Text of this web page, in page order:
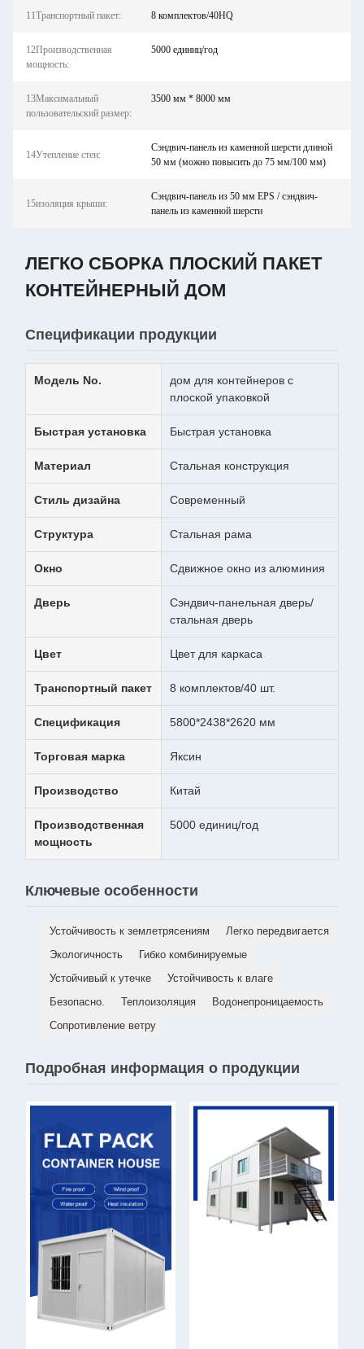
11Транспортный пакет: 8 комплектов/40HQ
12Производственная
мощность:
5000 единиц/год
13Максимальный
пользовательский размер:
3500 мм * 8000 мм
14Утепление стен:
Сэндвич-панель из каменной шерсти длиной
50 мм (можно повысить до 75 мм/100 мм)
15изоляция крыши:
Сэндвич-панель из 50 мм EPS / сэндвич-
панель из каменной шерсти
ЛЕГКО СБОРКА ПЛОСКИЙ ПАКЕТ
КОНТЕЙНЕРНЫЙ ДОМ
Спецификации продукции
Модель No.
дом для контейнеров с
плоской упаковкой
Быстрая установка Быстрая установка
Материал Стальная конструкция
Стиль дизайна Современный
Структура Стальная рама
Окно Сдвижное окно из алюминия
Дверь
Сэндвич-панельная дверь/
стальная дверь
Цвет Цвет для каркаса
Транспортный пакет 8 комплектов/40 шт.
Спецификация 5800*2438*2620 мм
Торговая марка Яксин
Производство Китай
Производственная
мощность
5000 единиц/год
Ключевые особенности
Устойчивость к землетрясениям
Легко передвигается
Экологичность
Гибко комбинируемые
Устойчивый к утечке
Устойчивость к влаге
Безопасно.
Теплоизоляция
Водонепроницаемость
Сопротивление ветру
Подробная информация о продукции